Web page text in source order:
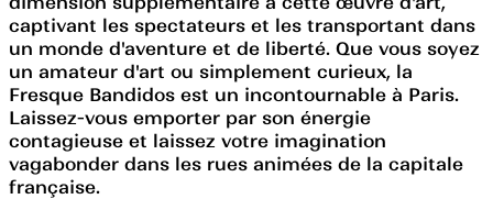
captivant les spectateurs et les transportant dans
un monde d'aventure et de liberté. Que vous soyez
un amateur d'art ou simplement curieux, la
Fresque Bandidos est un incontournable à Paris.
Laissez-vous emporter par son énergie
contagieuse et laissez votre imagination
vagabonder dans les rues animées de la capitale
française.